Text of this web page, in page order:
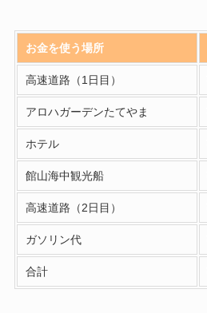
お金を使う場所
高速道路（1日目）
アロハガーデンたてやま
ホテル
館山海中観光船
高速道路（2日目）
ガソリン代
合計